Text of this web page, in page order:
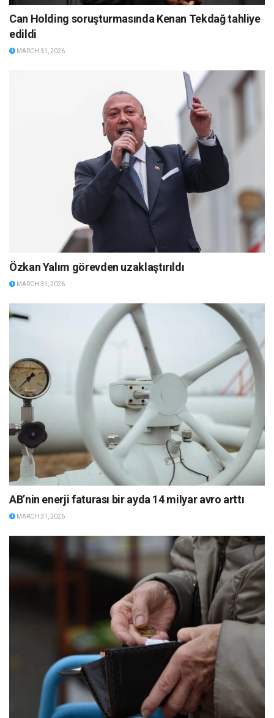
Can Holding soruşturmasında Kenan Tekdağ tahliye
edildi
MARCH 31, 2026
Özkan Yalım görevden uzaklaştırıldı
MARCH 31, 2026
AB’nin enerji faturası bir ayda 14 milyar avro arttı
MARCH 31, 2026